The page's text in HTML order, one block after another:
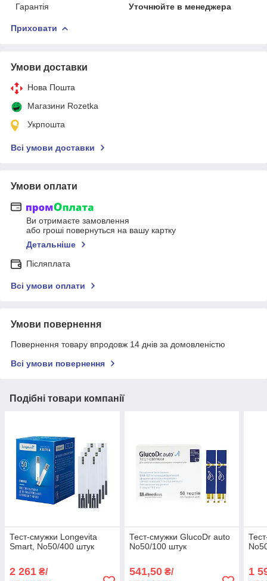
Гарантія Уточнюйте в менеджера
Приховати
Умови доставки
Нова Пошта
Магазини Rozetka
Укрпошта
Всі умови доставки
Умови оплати
Ви отримаєте замовлення
або гроші повернуться на вашу картку
Детальніше
Післяплата
Всі умови оплати
Умови повернення
Повернення товару впродовж 14 днів за домовленістю
Всі умови повернення
Подібні товари компанії
Тест-смужки Longevita
Smart, No50/400 штук
2 261 ₴/
Тест-смужки GlucoDr auto
No50/100 штук
541,50₴/
1